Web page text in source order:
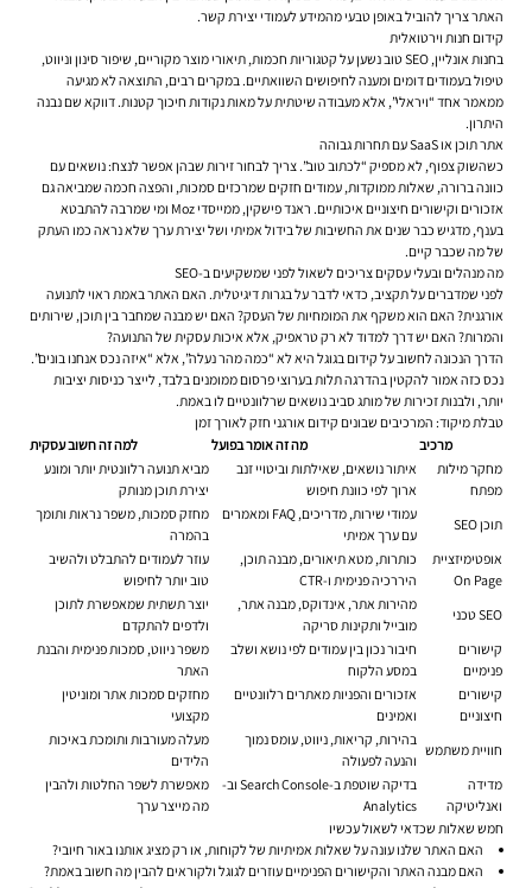
האתר צריך להוביל באופן טבעי מהמידע לעמודי יצירת קשר.
קידום חנות וירטואלית
בחנות אונליין, SEO טוב נשען על קטגוריות חכמות, תיאורי מוצר מקוריים, שיפור סינון וניווט,
טיפול בעמודים דומים ומענה לחיפושים השוואתיים. במקרים רבים, התוצאה לא מגיעה
ממאמר אחד “ויראלי”, אלא מעבודה שיטתית על מאות נקודות חיכוך קטנות. דווקא שם נבנה
היתרון.
אתר תוכן או SaaS עם תחרות גבוהה
כשהשוק צפוף, לא מספיק “לכתוב טוב”. צריך לבחור זירות שבהן אפשר לנצח: נושאים עם
כוונה ברורה, שאלות ממוקדות, עמודים חזקים שמרכזים סמכות, והפצה חכמה שמביאה גם
אזכורים וקישורים חיצוניים איכותיים. ראנד פישקין, ממייסדי Moz ומי שמרבה להתבטא
בענף, מדגיש כבר שנים את החשיבות של בידול אמיתי ושל יצירת ערך שלא נראה כמו העתק
של מה שכבר קיים.
מה מנהלים ובעלי עסקים צריכים לשאול לפני שמשקיעים ב-SEO
לפני שמדברים על תקציב, כדאי לדבר על בגרות דיגיטלית. האם האתר באמת ראוי לתנועה
אורגנית? האם הוא משקף את המומחיות של העסק? האם יש מבנה שמחבר בין תוכן, שירותים
והמרות? האם יש דרך למדוד לא רק טראפיק, אלא איכות עסקית של התנועה?
הדרך הנכונה לחשוב על קידום בגוגל היא לא “כמה מהר נעלה”, אלא “איזה נכס אנחנו בונים”.
נכס כזה אמור להקטין בהדרגה תלות בערוצי פרסום ממומנים בלבד, לייצר כניסות יציבות
יותר, ולבנות זכירות של מותג סביב נושאים שרלוונטיים לו באמת.
טבלת מיקוד: המרכיבים שבונים קידום אורגני חזק לאורך זמן
מרכיב
מה זה אומר בפועל
למה זה חשוב עסקית
מחקר מילות
מפתח
איתור נושאים, שאילתות וביטויי זנב
ארוך לפי כוונת חיפוש
מביא תנועה רלוונטית יותר ומונע
יצירת תוכן מנותק
תוכן SEO
עמודי שירות, מדריכים, FAQ ומאמרים
עם ערך אמיתי
מחזק סמכות, משפר נראות ותומך
בהמרה
אופטימיזציית
On Page
כותרות, מטא תיאורים, מבנה תוכן,
היררכיה פנימית ו-CTR
עוזר לעמודים להתבלט ולהשיב
טוב יותר לחיפוש
SEO טכני
מהירות אתר, אינדוקס, מבנה אתר,
מובייל ותקינות סריקה
יוצר תשתית שמאפשרת לתוכן
ולדפים להתקדם
קישורים
פנימיים
חיבור נכון בין עמודים לפי נושא ושלב
במסע הלקוח
משפר ניווט, סמכות פנימית והבנת
האתר
קישורים
חיצוניים
אזכורים והפניות מאתרים רלוונטיים
ואמינים
מחזקים סמכות אתר ומוניטין
מקצועי
חוויית משתמש
בהירות, קריאות, ניווט, עומס נמוך
והנעה לפעולה
מעלה מעורבות ותומכת באיכות
הלידים
מדידה
ואנליטיקה
בדיקה שוטפת ב-Search Console וב-
Analytics
מאפשרת לשפר החלטות ולהבין
מה מייצר ערך
חמש שאלות שכדאי לשאול עכשיו
האם האתר שלנו עונה על שאלות אמיתיות של לקוחות, או רק מציג אותנו באור חיובי?
האם מבנה האתר והקישורים הפנימיים עוזרים לגוגל ולקוראים להבין מה חשוב באמת?